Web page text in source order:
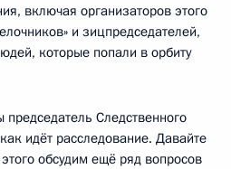
включая организаторов этого
и зицпредседателей,
которые попали в орбиту
Следственного
идёт расследование. Давайте
обсудим ещё ряд вопросов